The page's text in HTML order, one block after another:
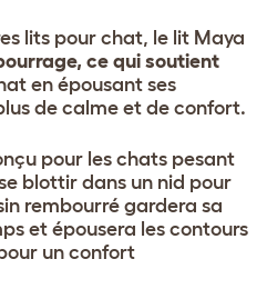
lits pour chat, le lit Maya
ce qui soutient
en épousant ses
de calme et de confort.
pour les chats pesant
blottir dans un nid pour
rembourré gardera sa
et épousera les contours
un confort